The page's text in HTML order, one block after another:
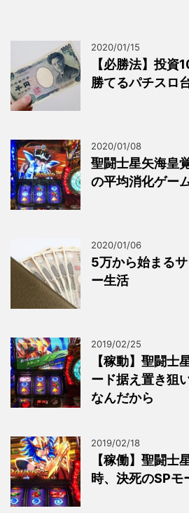
2020/01/15
【必勝法】投
勝てるパチスロ
2020/01/08
聖闘士星矢海皇
の平均消化ゲー
2020/01/06
5万から始まる
ー生活
2019/02/25
【稼動】聖闘士
ード据え置き狙
なんだから
2019/02/18
【稼働】聖闘士
時、決死のSPモ